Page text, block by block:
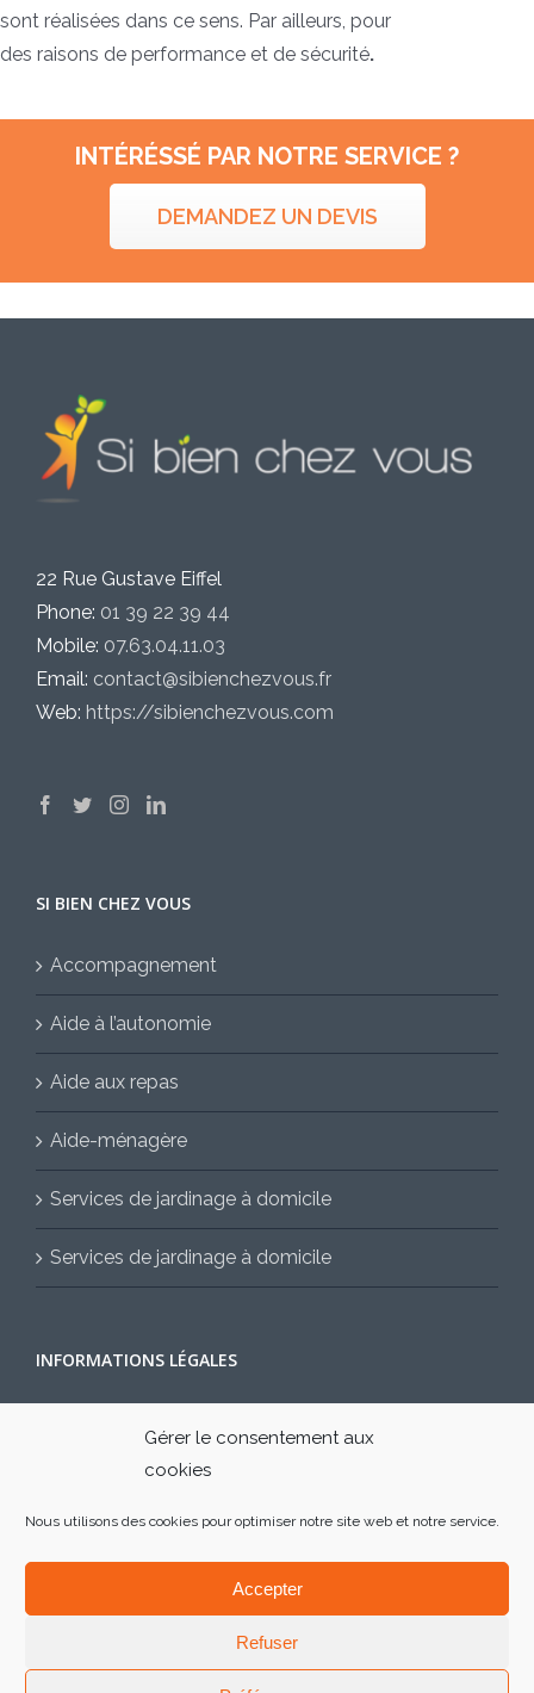
Gérer le consentement aux
cookies
Nous utilisons des cookies pour optimiser notre site web et notre service.
Accepter
Refuser
sont réalisées dans ce sens. Par ailleurs, pour
des raisons de performance et de sécurité.
INTÉRÉSSÉ PAR NOTRE SERVICE ?
DEMANDEZ UN DEVIS
22 Rue Gustave Eiffel
Phone: 01 39 22 39 44
Mobile: 07.63.04.11.03
Email: contact@sibienchezvous.fr
Web: https://sibienchezvous.com
SI BIEN CHEZ VOUS
Accompagnement
Aide à l’autonomie
Aide aux repas
Aide-ménagère
Services de jardinage à domicile
Services de jardinage à domicile
INFORMATIONS LÉGALES
Contactez-nous